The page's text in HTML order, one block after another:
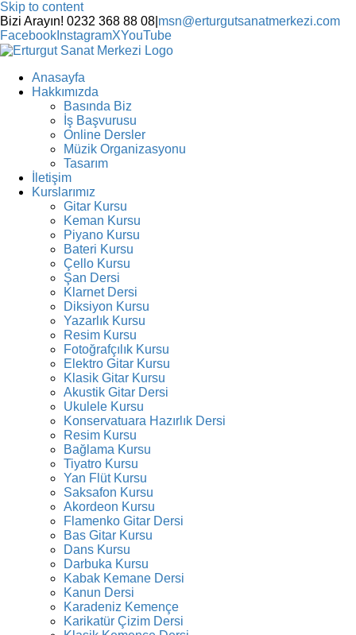
Skip to content
Bizi Arayın! 0232 368 88 08 msn@erturgutsanatmerkezi.com
Facebook InstagramXYouTube
Anasayfa
Hakkımızda
Basında Biz
İş Başvurusu
Online Dersler
Müzik Organizasyonu
Tasarım
İletişim
Kurslarımız
Gitar Kursu
Keman Kursu
Piyano Kursu
Bateri Kursu
Çello Kursu
Şan Dersi
Klarnet Dersi
Diksiyon Kursu
Yazarlık Kursu
Resim Kursu
Fotoğrafçılık Kursu
Elektro Gitar Kursu
Klasik Gitar Kursu
Akustik Gitar Dersi
Ukulele Kursu
Konservatuara Hazırlık Dersi
Resim Kursu
Bağlama Kursu
Tiyatro Kursu
Yan Flüt Kursu
Saksafon Kursu
Akordeon Kursu
Flamenko Gitar Dersi
Bas Gitar Kursu
Dans Kursu
Darbuka Kursu
Kabak Kemane Dersi
Kanun Dersi
Karadeniz Kemençe
Karikatür Çizim Dersi